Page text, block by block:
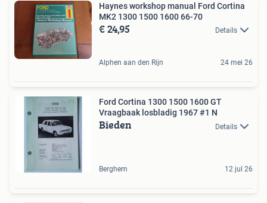
Haynes workshop manual Ford Cortina
MK2 1300 1500 1600 66-70
€ 24,95 Details
Alphen aan den Rijn 24 mei 26
Ford Cortina 1300 1500 1600 GT
Vraagbaak losbladig 1967 #1 N
Bieden Details
Berghem 12 jul 26